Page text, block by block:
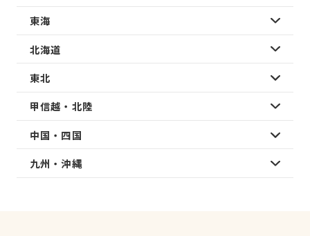
東海
北海道
東北
甲信越・北陸
中国・四国
九州・沖縄